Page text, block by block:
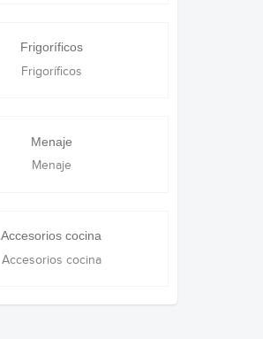
Frigoríficos
Frigoríficos
Menaje
Menaje
Accesorios cocina
Accesorios cocina